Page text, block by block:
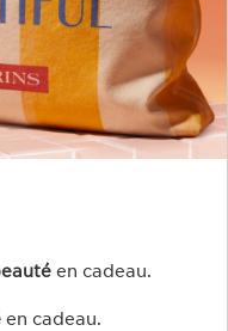
en cadeau​.
en cadeau.